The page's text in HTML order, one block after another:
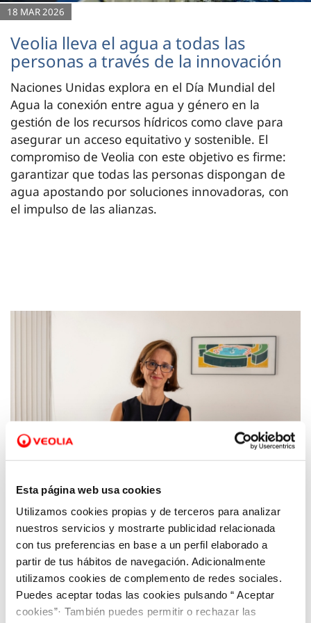
Esta página web usa cookies
Utilizamos cookies propias y de terceros para analizar
nuestros servicios y mostrarte publicidad relacionada
con tus preferencias en base a un perfil elaborado a
partir de tus hábitos de navegación. Adicionalmente
utilizamos cookies de complemento de redes sociales.
Puedes aceptar todas las cookies pulsando “ Aceptar
cookies”· También puedes permitir o rechazar las
18 MAR 2026
Veolia lleva el agua a todas las
personas a través de la innovación
Naciones Unidas explora en el Día Mundial del
Agua la conexión entre agua y género en la
gestión de los recursos hídricos como clave para
asegurar un acceso equitativo y sostenible. El
compromiso de Veolia con este objetivo es firme:
garantizar que todas las personas dispongan de
agua apostando por soluciones innovadoras, con
el impulso de las alianzas.
19 OCT 2018
Inmaculada Serrano, nueva Directora
General de Hidrogea